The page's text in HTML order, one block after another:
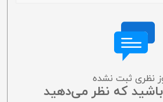
نظری ثبت نشده
که نظر می‌دهید